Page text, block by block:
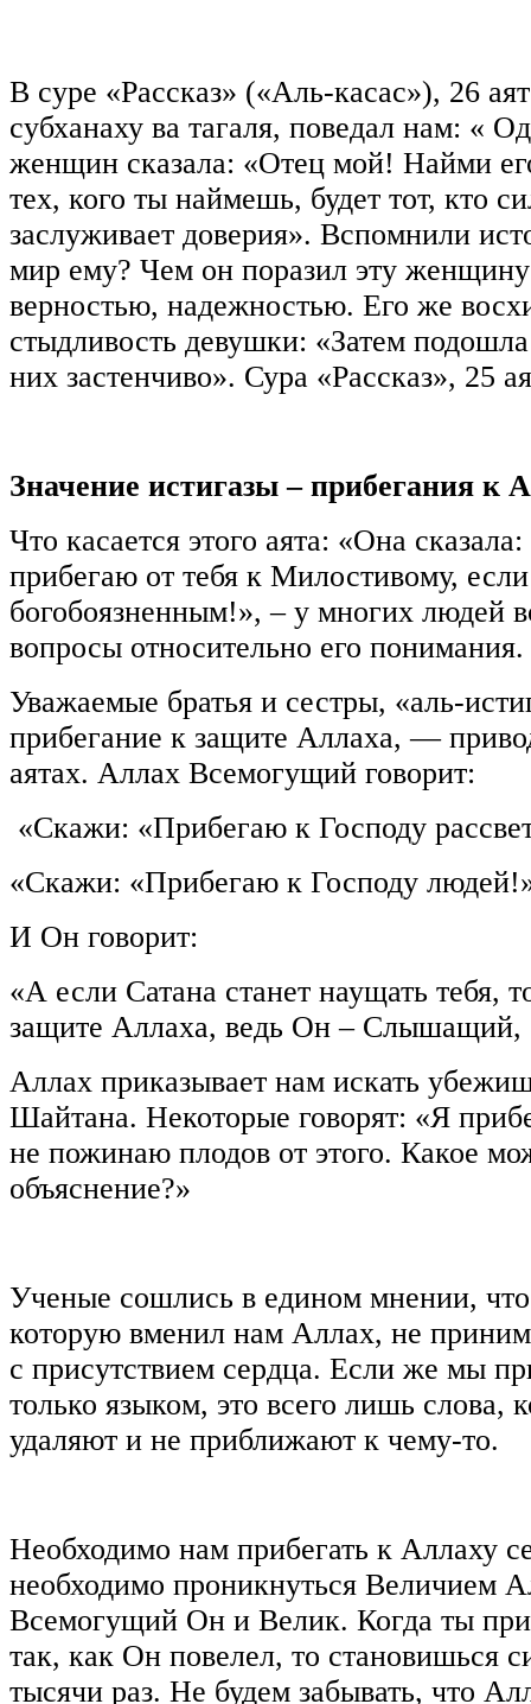
В суре «Рассказ» («Аль-касас»), 26
субханаху ва тагаля, поведал нам: «
женщин сказала: «Отец мой! Найми
тех, кого ты наймешь, будет тот, кто
заслуживает доверия». Вспомнили
мир ему? Чем он поразил эту
верностью, надежностью. Его же
стыдливость девушки: «Затем
них застенчиво». Сура «Рассказ», 25
Значение истигазы ‒ прибегания к
Что касается этого аята: «Она
прибегаю от тебя к Милостивому,
богобоязненным!», ‒ у многих людей
вопросы относительно его понимания.
Уважаемые братья и сестры, «аль-
прибегание к защите Аллаха, —
аятах. Аллах Всемогущий говорит:
«Скажи: «Прибегаю к Господу
«Скажи: «Прибегаю к Господу
И Он говорит:
«А если Сатана станет наущать тебя,
защите Аллаха, ведь Он –
Аллах приказывает нам искать
Шайтана. Некоторые говорят: «Я
не пожинаю плодов от этого. Какое
объяснение?»
Ученые сошлись в едином мнении, что
которую вменил нам Аллах, не
с присутствием сердца. Если же мы
только языком, это всего лишь слова,
удаляют и не приближают к чему-то.
Необходимо нам прибегать к Аллаху
необходимо проникнуться Величием
Всемогущий Он и Велик. Когда ты
так, как Он повелел, то становишься
тысячи раз. Не будем забывать, что